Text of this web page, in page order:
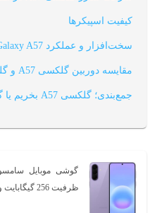
کیفیت اسپیکرها
سخت‌افزار و عملکرد Galaxy A57 در مقابل Galaxy A56
مقایسه‌ دوربین گلکسی A57 و گلکسی A56
جمع‌بندی؛ گلکسی A57 بخریم یا گلکسی A56؟
ظرفیت 256 گیگابایت و رم 12 گیگابایت